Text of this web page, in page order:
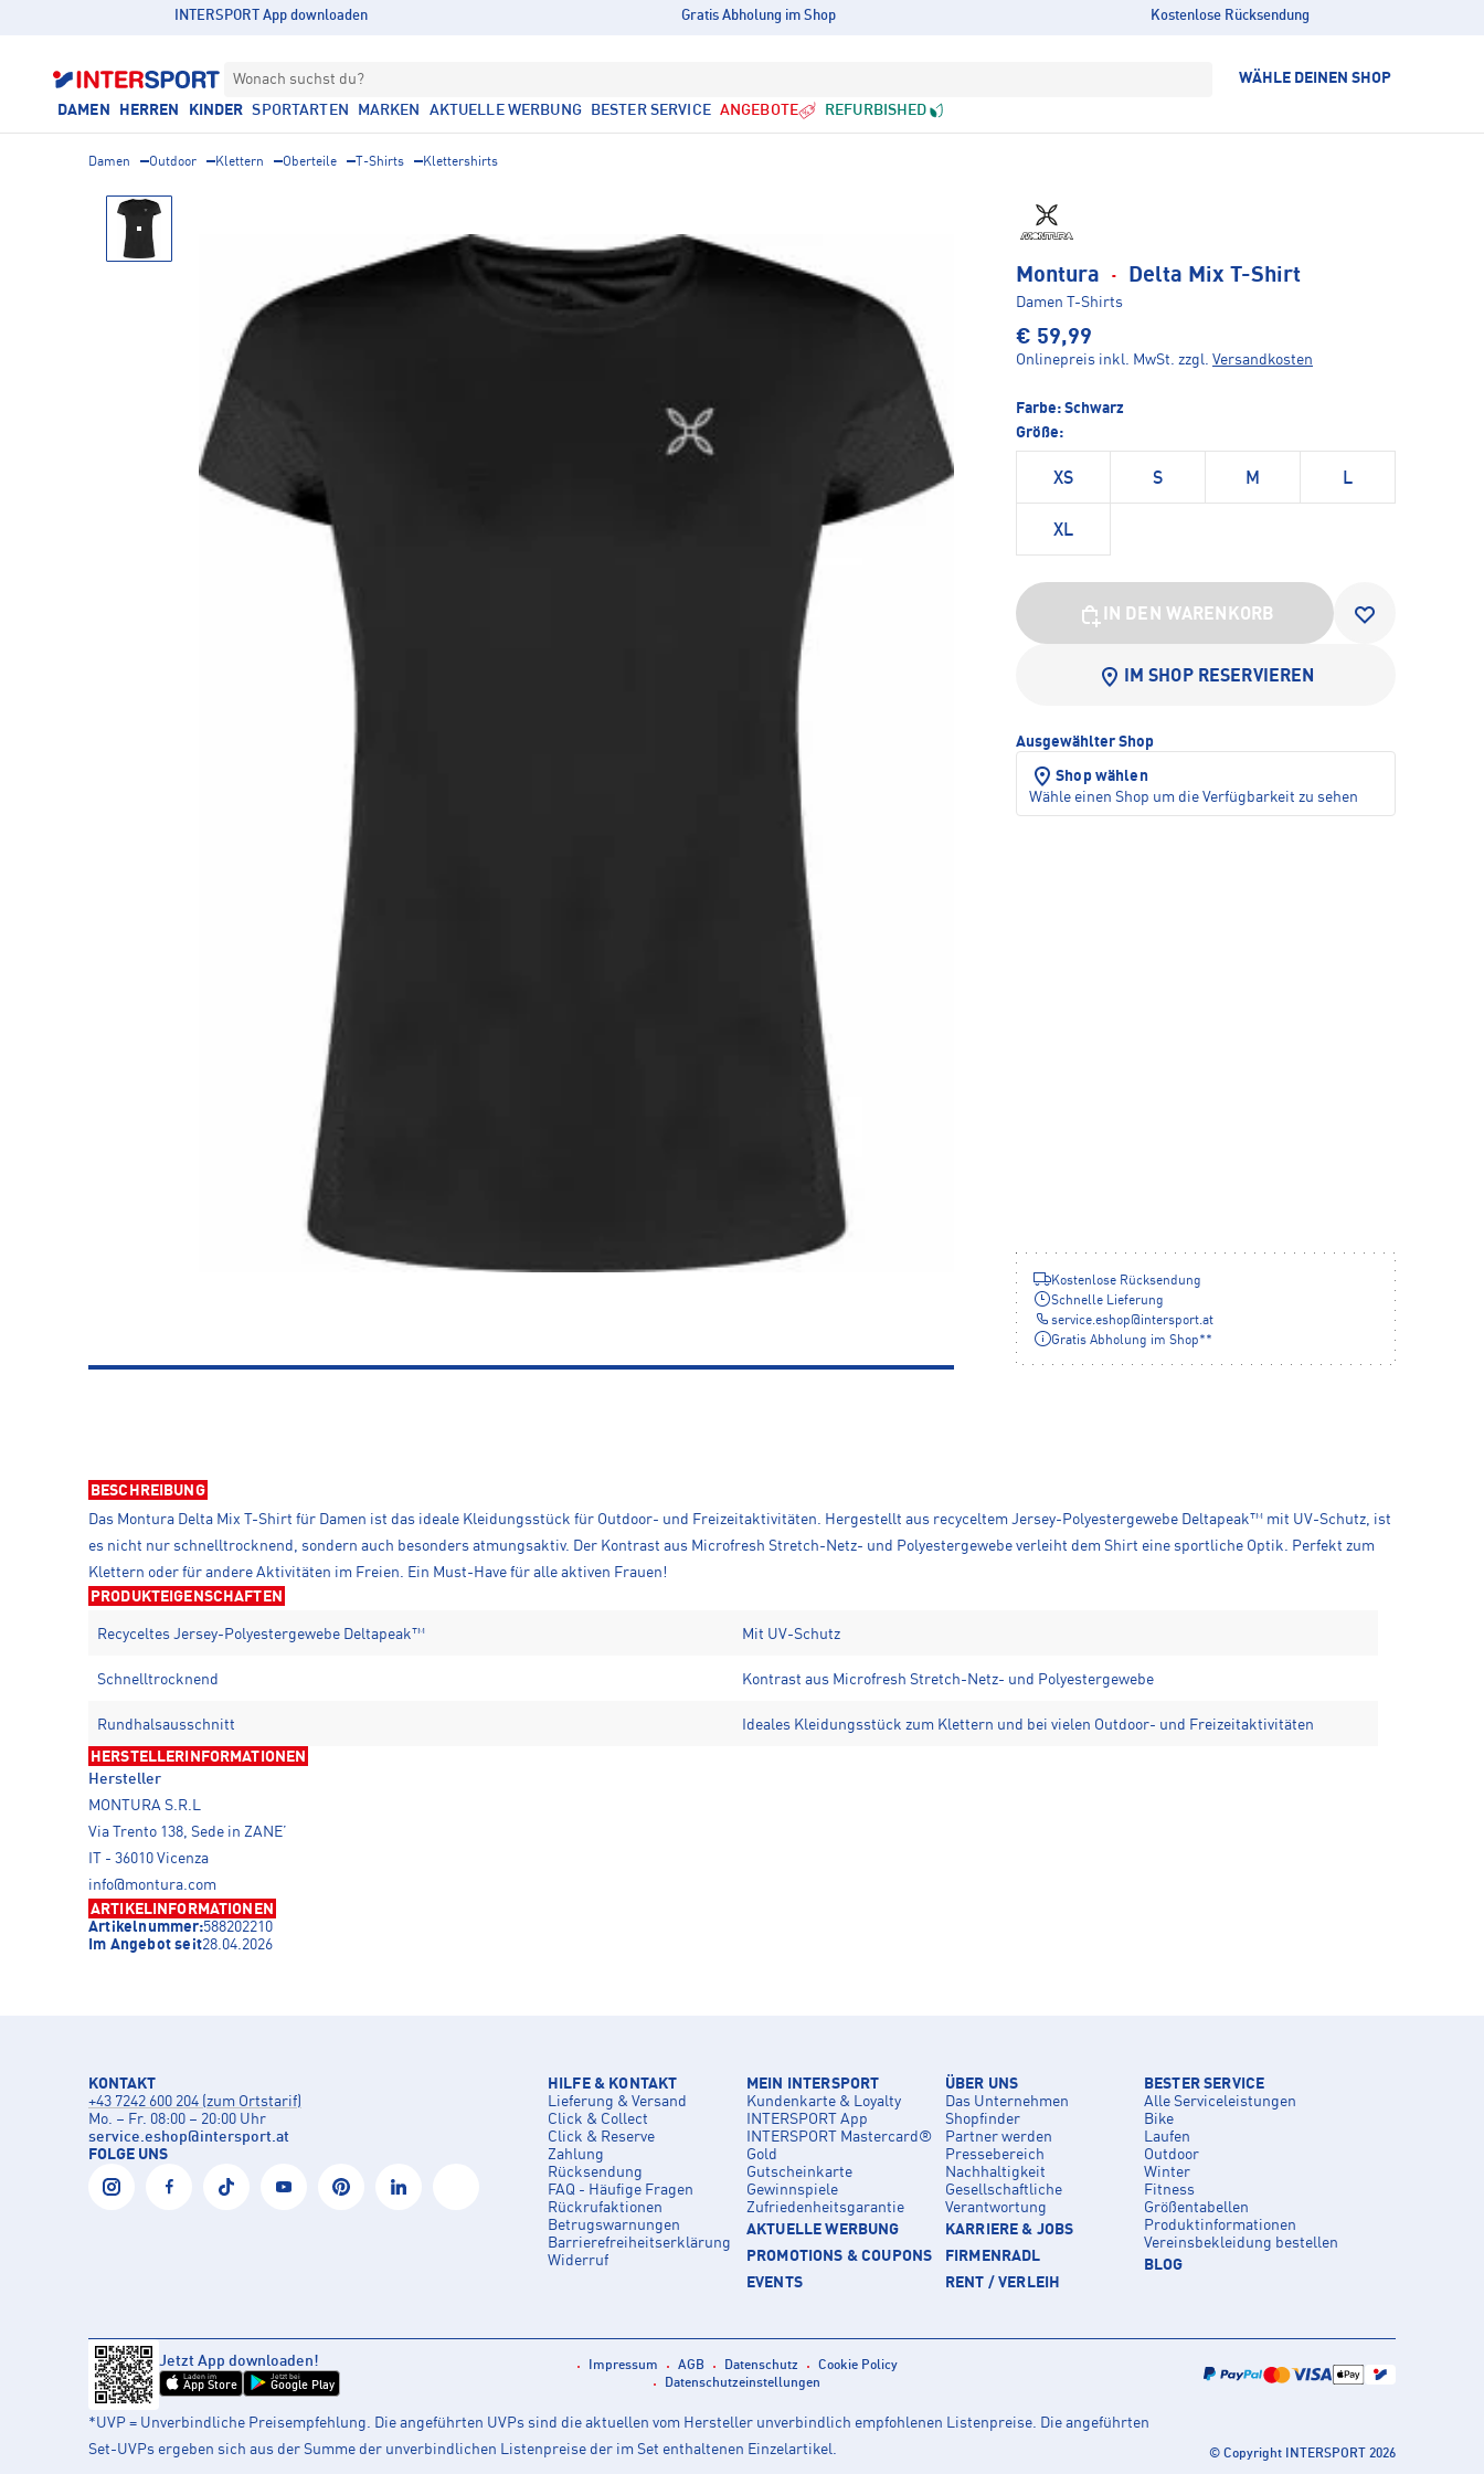
INTERSPORT App downloaden Gratis Abholung im Shop Kostenlose Rücksendung
Wonach suchst du? WÄHLE DEINEN SHOP
DAMEN HERREN KINDER SPORTARTEN MARKEN AKTUELLE WERBUNG BESTER SERVICE ANGEBOTE REFURBISHED
Damen Outdoor Klettern Oberteile T-Shirts Klettershirts
Montura · Delta Mix T-Shirt
Damen T-Shirts
€ 59,99
Onlinepreis inkl. MwSt. zzgl. Versandkosten
Farbe: Schwarz
Größe:
XS S M L
XL
IN DEN WARENKORB
IM SHOP RESERVIEREN
Ausgewählter Shop
Shop wählen
Wähle einen Shop um die Verfügbarkeit zu sehen
Kostenlose Rücksendung
Schnelle Lieferung
service.eshop@intersport.at
Gratis Abholung im Shop**
BESCHREIBUNG
Das Montura Delta Mix T-Shirt für Damen ist das ideale Kleidungsstück für Outdoor- und Freizeitaktivitäten. Hergestellt aus recyceltem Jersey-Polyestergewebe Deltapeak™ mit UV-Schutz, ist
es nicht nur schnelltrocknend, sondern auch besonders atmungsaktiv. Der Kontrast aus Microfresh Stretch-Netz- und Polyestergewebe verleiht dem Shirt eine sportliche Optik. Perfekt zum
Klettern oder für andere Aktivitäten im Freien. Ein Must-Have für alle aktiven Frauen!
PRODUKTEIGENSCHAFTEN
Recyceltes Jersey-Polyestergewebe Deltapeak™ Mit UV-Schutz
Schnelltrocknend Kontrast aus Microfresh Stretch-Netz- und Polyestergewebe
Rundhalsausschnitt Ideales Kleidungsstück zum Klettern und bei vielen Outdoor- und Freizeitaktivitäten
HERSTELLERINFORMATIONEN
Hersteller
MONTURA S.R.L
Via Trento 138, Sede in ZANE’
IT - 36010 Vicenza
info@montura.com
ARTIKELINFORMATIONEN
Artikelnummer:588202210
Im Angebot seit28.04.2026
KONTAKT
+43 7242 600 204 (zum Ortstarif)
Mo. – Fr. 08:00 – 20:00 Uhr
service.eshop@intersport.at
FOLGE UNS
HILFE & KONTAKT
Lieferung & Versand
Click & Collect
Click & Reserve
Zahlung
Rücksendung
FAQ - Häufige Fragen
Rückrufaktionen
Betrugswarnungen
Barrierefreiheitserklärung
Widerruf
MEIN INTERSPORT
Kundenkarte & Loyalty
INTERSPORT App
INTERSPORT Mastercard®
Gold
Gutscheinkarte
Gewinnspiele
Zufriedenheitsgarantie
AKTUELLE WERBUNG
PROMOTIONS & COUPONS
EVENTS
ÜBER UNS
Das Unternehmen
Shopfinder
Partner werden
Pressebereich
Nachhaltigkeit
Gesellschaftliche
Verantwortung
KARRIERE & JOBS
FIRMENRADL
RENT / VERLEIH
BESTER SERVICE
Alle Serviceleistungen
Bike
Laufen
Outdoor
Winter
Fitness
Größentabellen
Produktinformationen
Vereinsbekleidung bestellen
BLOG
Jetzt App downloaden!
Laden im
App Store
Jetzt bei
Google Play
Impressum AGB Datenschutz
Cookie Policy
Datenschutzeinstellungen
*UVP = Unverbindliche Preisempfehlung. Die angeführten UVPs sind die aktuellen vom Hersteller unverbindlich empfohlenen Listenpreise. Die angeführten
Set-UVPs ergeben sich aus der Summe der unverbindlichen Listenpreise der im Set enthaltenen Einzelartikel.
© Copyright INTERSPORT 2026